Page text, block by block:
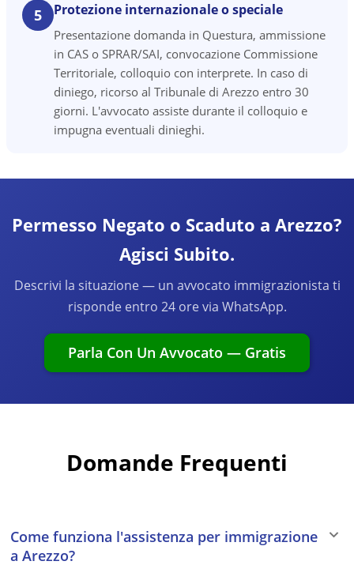
5 Protezione internazionale o speciale
Presentazione domanda in Questura, ammissione
in CAS o SPRAR/SAI, convocazione Commissione
Territoriale, colloquio con interprete. In caso di
diniego, ricorso al Tribunale di Arezzo entro 30
giorni. L'avvocato assiste durante il colloquio e
impugna eventuali dinieghi.
Permesso Negato o Scaduto a Arezzo?
Agisci Subito.
Descrivi la situazione — un avvocato immigrazionista ti
risponde entro 24 ore via WhatsApp.
Parla Con Un Avvocato — Gratis
Domande Frequenti
Come funziona l'assistenza per immigrazione
a Arezzo?